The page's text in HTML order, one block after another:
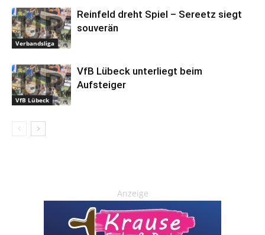
Verbandsliga
Reinfeld dreht Spiel – Sereetz siegt
souverän
VfB Lübeck
VfB Lübeck unterliegt beim
Aufsteiger
Anzeige